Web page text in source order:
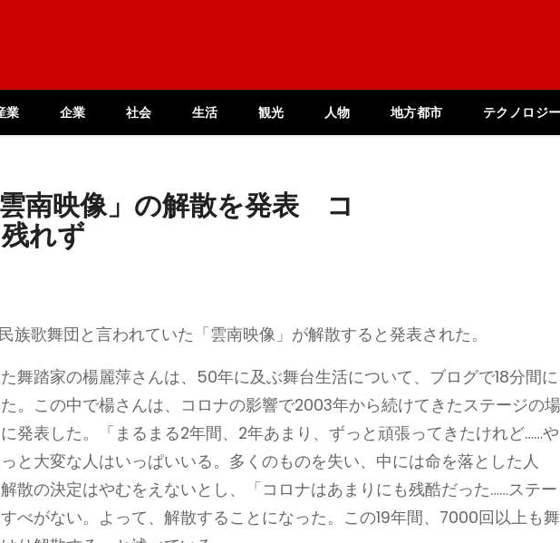
業 企業 社会 生活 観光 人物 地方都市 テクノロジ
南映像」の解散を発表 コ
れず
族歌舞団と言われていた「雲南映像」が解散すると発表された。
た舞踏家の楊麗萍さんは、50年に及ぶ舞台生活について、ブログで18分間に
。この中で楊さんは、コロナの影響で2003年から続けてきたステージの
発表した。「まるまる2年間、2年あまり、ずっと頑張ってきたけれど……や
と大変な人はいっぱいいる。多くのものを失い、中には命を落とした人
散の決定はやむをえないとし、「コロナはあまりにも残酷だった……ステー
べがない。よって、解散することになった。この19年間、7000回以上も舞